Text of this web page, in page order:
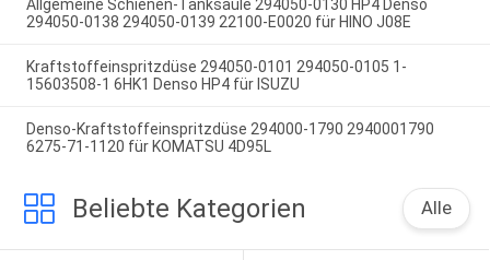
Allgemeine Schienen-Tanksäule 294050-0130 HP4 Denso
294050-0138 294050-0139 22100-E0020 für HINO J08E
Kraftstoffeinspritzdüse 294050-0101 294050-0105 1-
15603508-1 6HK1 Denso HP4 für ISUZU
Denso-Kraftstoffeinspritzdüse 294000-1790 2940001790
6275-71-1120 für KOMATSU 4D95L
Beliebte Kategorien Alle